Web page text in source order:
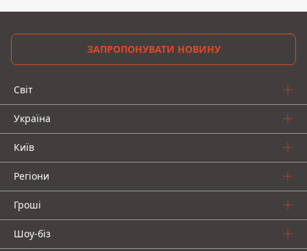
ЗАПРОПОНУВАТИ НОВИНУ
Світ
Україна
Київ
Регіони
Гроші
Шоу-біз